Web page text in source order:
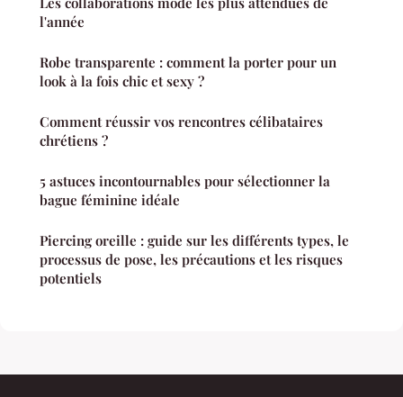
l'année
Robe transparente : comment la porter pour un
look à la fois chic et sexy ?
Comment réussir vos rencontres célibataires
chrétiens ?
5 astuces incontournables pour sélectionner la
bague féminine idéale
Piercing oreille : guide sur les différents types, le
processus de pose, les précautions et les risques
potentiels